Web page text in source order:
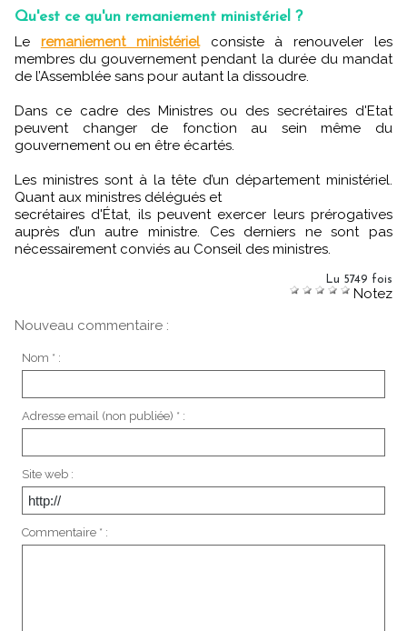
Qu'est ce qu'un remaniement ministériel ?
Le remaniement ministérielconsiste à renouveler les
membres du gouvernement pendant la durée du mandat
de l’Assemblée sans pour autant la dissoudre.
Dans ce cadre des Ministres ou des secrétaires d'Etat
peuvent changer de fonction au sein même du
gouvernement ou en être écartés.
Les ministres sont à la tête d’un département ministériel.
Quant aux ministres délégués et
secrétaires d'État, ils peuvent exercer leurs prérogatives
auprès d’un autre ministre. Ces derniers ne sont pas
nécessairement conviés au Conseil des ministres.
Lu 5749 fois
Notez
Nouveau commentaire :
Nom * :
Adresse email (non publiée) * :
Site web :
Commentaire * :